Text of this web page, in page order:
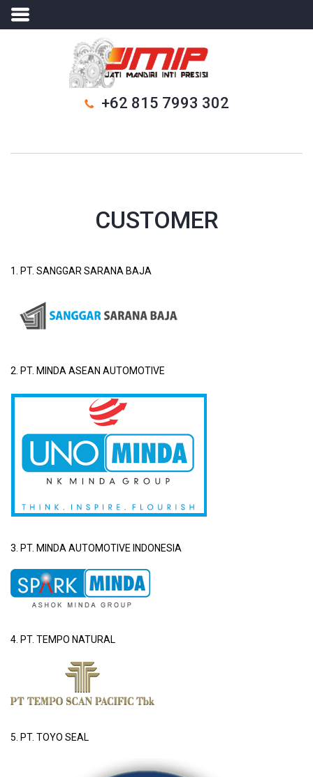
+62 815 7993 302
CUSTOMER
1. PT. SANGGAR SARANA BAJA
2. PT. MINDA ASEAN AUTOMOTIVE
3. PT. MINDA AUTOMOTIVE INDONESIA
4. PT. TEMPO NATURAL
5. PT. TOYO SEAL